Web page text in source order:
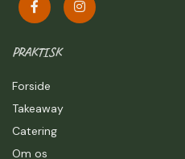
PRAKTISK
Forside
Takeaway
Catering
Om os